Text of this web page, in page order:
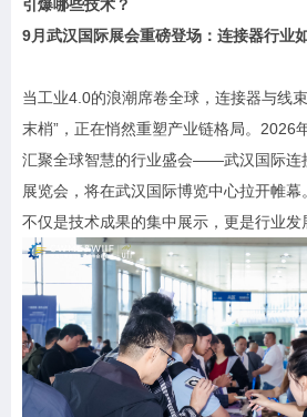
引爆哪些技术？
9月武汉国际展会重磅登场：连接器行业
当工业4.0的浪潮席卷全球，连接器与线
末梢”，正在悄然重塑产业链格局。2026
汇聚全球智慧的行业盛会——武汉国际连
展览会，将在武汉国际博览中心拉开帷幕
不仅是技术成果的集中展示，更是行业发